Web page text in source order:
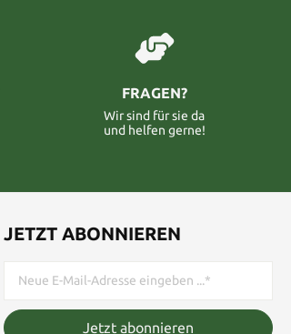
FRAGEN?
Wir sind für sie da
und helfen gerne!
JETZT ABONNIEREN
Jetzt abonnieren